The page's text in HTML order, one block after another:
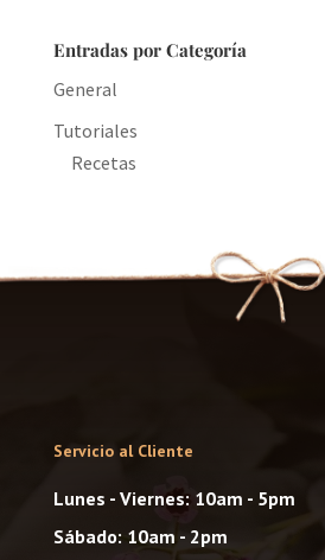
Entradas por Categoría
General
Tutoriales
Recetas
Servicio al Cliente
Lunes - Viernes: 10am - 5pm
Sábado: 10am - 2pm